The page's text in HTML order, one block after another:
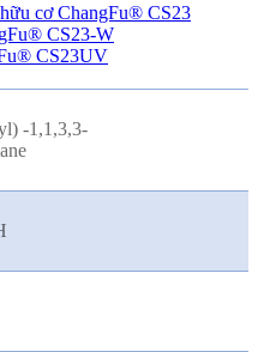
cơ ChangFu® CS23
CS23-W
CS23UV
-1,1,3,3-